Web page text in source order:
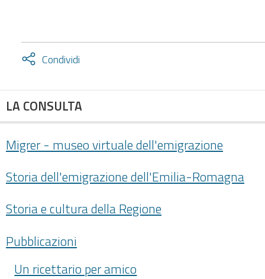
Condividi
Attiva
LA CONSULTA
Migrer - museo virtuale dell'emigrazione
Storia dell'emigrazione dell'Emilia-Romagna
Storia e cultura della Regione
Pubblicazioni
Un ricettario per amico